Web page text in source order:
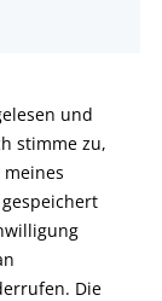
und
stimme zu,
Die